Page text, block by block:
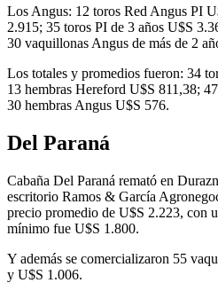
Los Angus: 12 toros Red Angus PI
2.915; 35 toros PI de 3 años U$S
30 vaquillonas Angus de más de 2
Los totales y promedios fueron: 34
13 hembras Hereford U$S 811,38;
30 hembras Angus U$S 576.
Del Paraná
Cabaña Del Paraná remató en
escritorio Ramos & García
precio promedio de U$S 2.223, con
mínimo fue U$S 1.800.
Y además se comercializaron 55
y U$S 1.006.